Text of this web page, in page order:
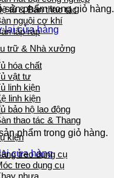
sản phẩm trong giỏ hàng.
lại cửa hàng
phẩm trong giỏ hàng.
cửa hàng
tủ & Bàn thao tác
nguội cơ khí
lắp ráp
trữ & Nhà xưởng
hóa chất
vật tư
linh kiện
linh kiện
bảo hộ lao động
thao tác & Thang
kiện
treo dụng cụ
treo dụng cụ
nhựa